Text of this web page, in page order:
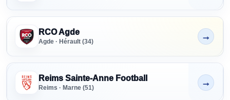
RCO Agde
Agde · Hérault (34)
Non indiqué
→
Reims Sainte-Anne Football
Reims · Marne (51)
Non indiqué
→